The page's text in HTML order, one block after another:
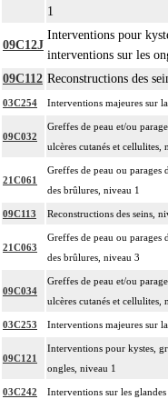
1
09C12J
Interventions pour
interventions sur les
09C112 Reconstructions des
03C254 Interventions majeures sur
09C032
Greffes de peau et/ou
ulcères cutanés et cellulites,
21C061
Greffes de peau ou parages
des brûlures, niveau 1
09C113 Reconstructions des seins,
21C063
Greffes de peau ou parages
des brûlures, niveau 3
09C034
Greffes de peau et/ou
ulcères cutanés et cellulites,
03C253 Interventions majeures sur
09C121
Interventions pour kystes,
ongles, niveau 1
03C242 Interventions sur les